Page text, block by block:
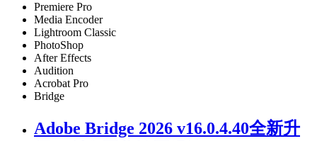
Premiere Pro
Media Encoder
Lightroom Classic
PhotoShop
After Effects
Audition
Acrobat Pro
Bridge
Adobe Bridge 2026 v16.0.4.40全新升